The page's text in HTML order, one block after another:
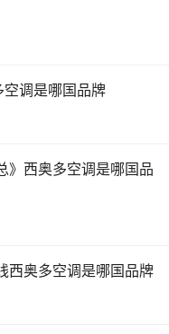
空调是哪国品牌
》西奥多空调是哪国品
西奥多空调是哪国品牌